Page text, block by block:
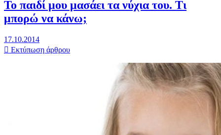
Το παιδί μου μασάει τα νύχια του. Τι
μπορώ να κάνω;
17.10.2014
Εκτύπωση άρθρου